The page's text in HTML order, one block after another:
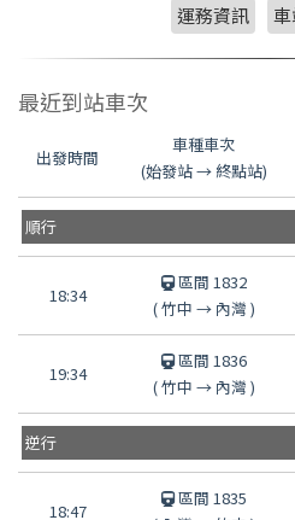
運務資訊
最近到站車次
出發時間
車種車次
(始發站 → 終點站)
順行
18:34
區間 1832
(竹中 → 內灣 )
19:34
區間 1836
(竹中 → 內灣 )
逆行
18:47
區間 1835